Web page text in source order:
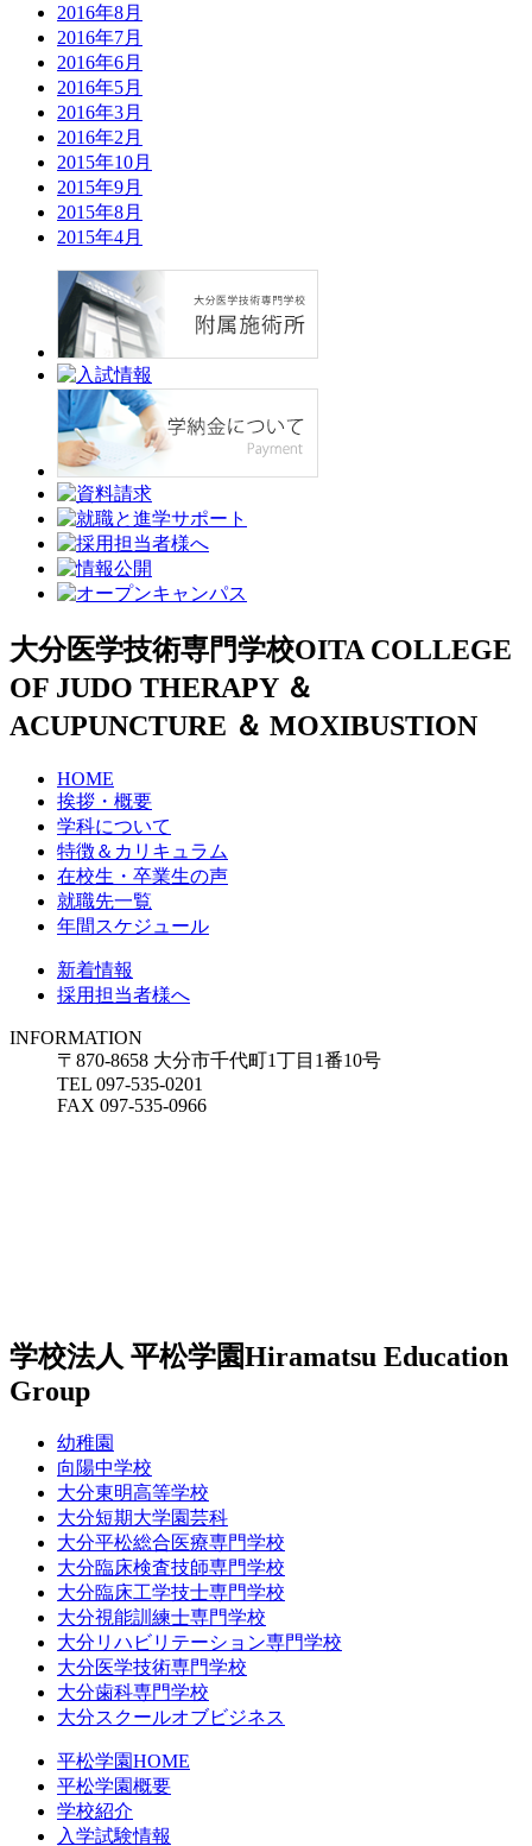
2016年8月
2016年7月
2016年6月
2016年5月
2016年3月
2016年2月
2015年10月
2015年9月
2015年8月
2015年4月
大分医学技術専門学校OITA COLLEGE
OF JUDO THERAPY ＆
ACUPUNCTURE ＆ MOXIBUSTION
HOME
挨拶・概要
学科について
特徴＆カリキュラム
在校生・卒業生の声
就職先一覧
年間スケジュール
新着情報
採用担当者様へ
INFORMATION
〒870-8658 大分市千代町1丁目1番10号
TEL 097-535-0201
FAX 097-535-0966
学校法人 平松学園Hiramatsu Education
Group
幼稚園
向陽中学校
大分東明高等学校
大分短期大学園芸科
大分平松総合医療専門学校
大分臨床検査技師専門学校
大分臨床工学技士専門学校
大分視能訓練士専門学校
大分リハビリテーション専門学校
大分医学技術専門学校
大分歯科専門学校
大分スクールオブビジネス
平松学園HOME
平松学園概要
学校紹介
入学試験情報